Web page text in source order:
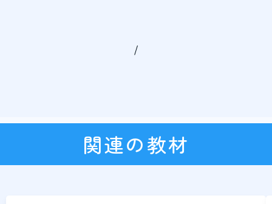
/
関連の教材